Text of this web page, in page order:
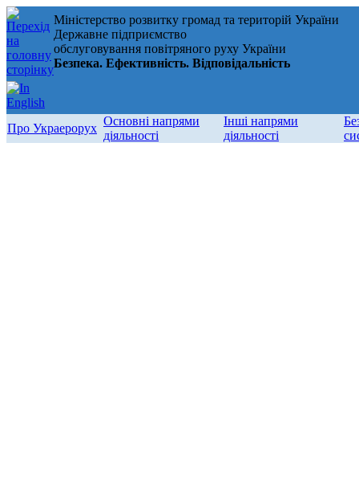
Міністерство розвитку громад та територій України
Державне підприємство
обслуговування повітряного руху України
Безпека. Ефективність. Відповідальність
Про Украерорух
Основні напрями
діяльності
Інші напрями
діяльності